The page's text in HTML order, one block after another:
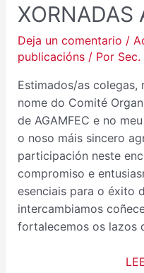
XORNADAS
Deja un comentario /
publicacións/ Por
Estimados/as colegas,
nome do Comité
de AGAMFEC e no
o noso máis sincero
participación neste
compromiso e
esenciais para o éxito
intercambiamos
fortalecemos os lazos